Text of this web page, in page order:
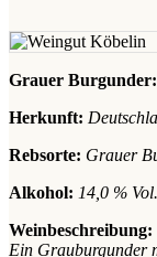
Grauer Burgunder:
Herkunft:
Rebsorte: Grauer
Alkohol: 14,0 % Vol.
Weinbeschreibung:
Ein Grauburgunder